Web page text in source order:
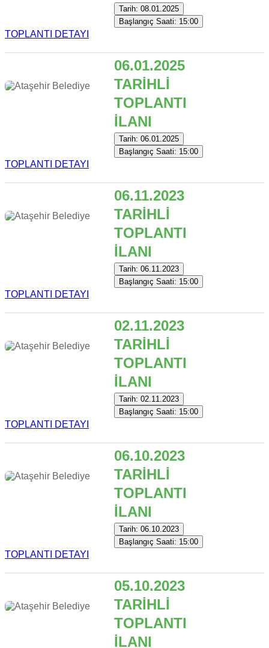
Tarih: 08.01.2025
Başlangıç Saati: 15:00
TOPLANTI DETAYI
06.01.2025
TARİHLİ
TOPLANTI
İLANI
Tarih: 06.01.2025
Başlangıç Saati: 15:00
TOPLANTI DETAYI
06.11.2023
TARİHLİ
TOPLANTI
İLANI
Tarih: 06.11.2023
Başlangıç Saati: 15:00
TOPLANTI DETAYI
02.11.2023
TARİHLİ
TOPLANTI
İLANI
Tarih: 02.11.2023
Başlangıç Saati: 15:00
TOPLANTI DETAYI
06.10.2023
TARİHLİ
TOPLANTI
İLANI
Tarih: 06.10.2023
Başlangıç Saati: 15:00
TOPLANTI DETAYI
05.10.2023
TARİHLİ
TOPLANTI
İLANI